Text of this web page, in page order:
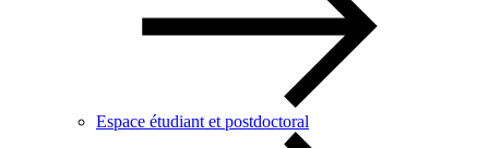
Espace étudiant et postdoctoral